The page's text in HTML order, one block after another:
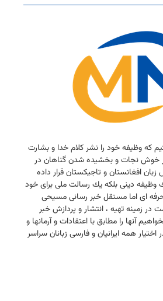
كه وظیفه خود را نشر كلام خدا و بشارت
خوش نجات و بخشیده شدن گناهان در
زبان افغانستان و تاجیكستان قرار داده
وظیفه دینی بلكه یك رسالت ملی برای خود
ای اما مستقل خبر رسانی مسیحی
زمینه تهیه ، انتشار و پردازش خبر
آنها را مطابق با اعتقادات و آرمانها و
همه ایرانیان و فارسی زبانان سراسر